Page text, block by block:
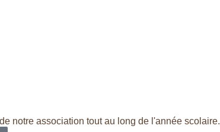
notre association tout au long de l'année scolaire.